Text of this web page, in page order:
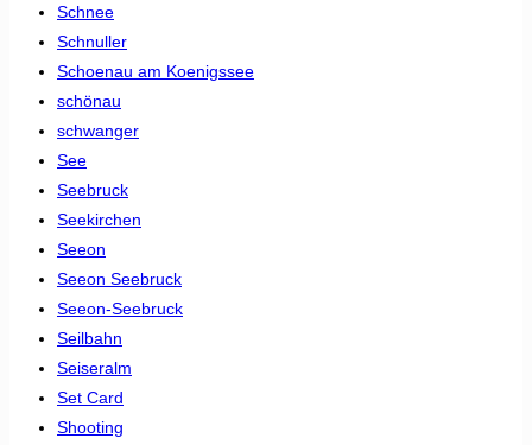
Schnee
Schnuller
Schoenau am Koenigssee
schönau
schwanger
See
Seebruck
Seekirchen
Seeon
Seeon Seebruck
Seeon-Seebruck
Seilbahn
Seiseralm
Set Card
Shooting